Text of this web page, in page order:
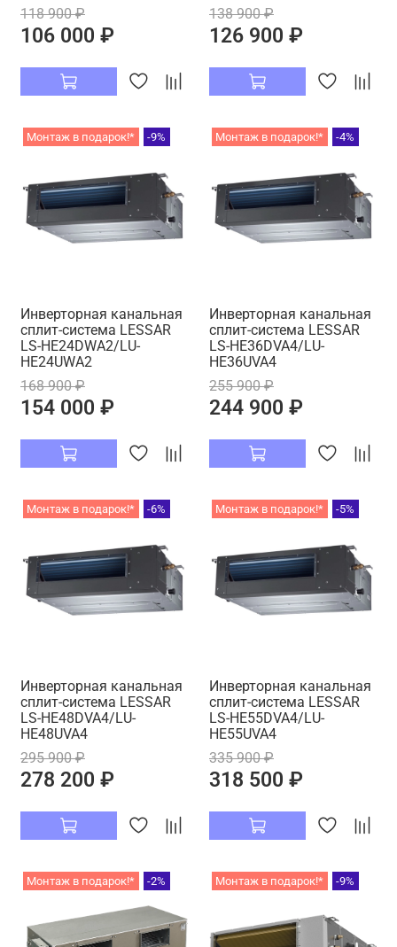
118 900 ₽
106 000 ₽
138 900 ₽
126 900 ₽
Монтаж в подарок!* -9%
Инверторная канальная
сплит-система LESSAR
LS-HE24DWA2/LU-
HE24UWA2
168 900 ₽
154 000 ₽
Монтаж в подарок!* -4%
Инверторная канальная
сплит-система LESSAR
LS-HE36DVA4/LU-
HE36UVA4
255 900 ₽
244 900 ₽
Монтаж в подарок!* -6%
Инверторная канальная
сплит-система LESSAR
LS-HE48DVA4/LU-
HE48UVA4
295 900 ₽
278 200 ₽
Монтаж в подарок!* -5%
Инверторная канальная
сплит-система LESSAR
LS-HE55DVA4/LU-
HE55UVA4
335 900 ₽
318 500 ₽
Монтаж в подарок!* -2% Монтаж в подарок!* -9%